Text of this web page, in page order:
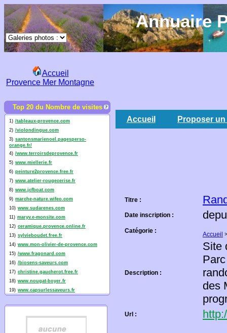
Annuaire
Accueil
Provence Mer Montagne
Top 20 du Nombre de visites
1) /tableaux-provence.com
2) /violondingue.com
3) santonsmarienoel.pagesperso-
orange.fr/
4) /www.terroirsdeprovence.fr
5) www.miellerie.fr
6) peinture2provence.free.fr
7) www.atelier-rougecerise.fr
8) www.jcfboat.com
9) marche-nature.wifeo.com
10) www.sudarenes.com
11) maryv.e-monsite.com
12) ceramique.provence.online.fr
13) sylvieboudet.free.fr
14) www.mon-olivier-de-provence.com
15) /www.fragonard.com
16) /biosens-saveurs.com
17) christine.gaucherot.free.fr
18) www.nougat-boyer.fr
19) www.capsurlessaveurs.fr
Accueil Proposer
Titre :
Date inscription :
Catégorie : Accueil
Description :
Site
des
Url :